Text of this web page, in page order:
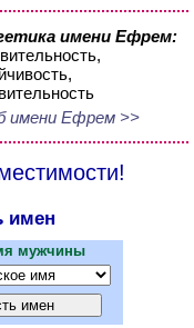
имени Ефрем:
имени Ефрем >>
имен
мужчины